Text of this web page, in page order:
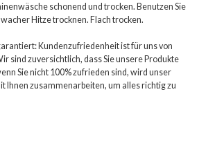
schonend und trocken. Benutzen Sie
Hitze trocknen. Flach trocken.
Kundenzufriedenheit ist für uns von
sind zuversichtlich, dass Sie unsere Produkte
Sie nicht 100% zufrieden sind, wird unser
Ihnen zusammenarbeiten, um alles richtig zu